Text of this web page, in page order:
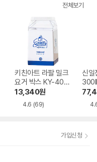
전체보기
키친아트 라팔 밀크
요거 박스 KY-400
9SC
13,340원
4.6 (69)
신일
가입신청